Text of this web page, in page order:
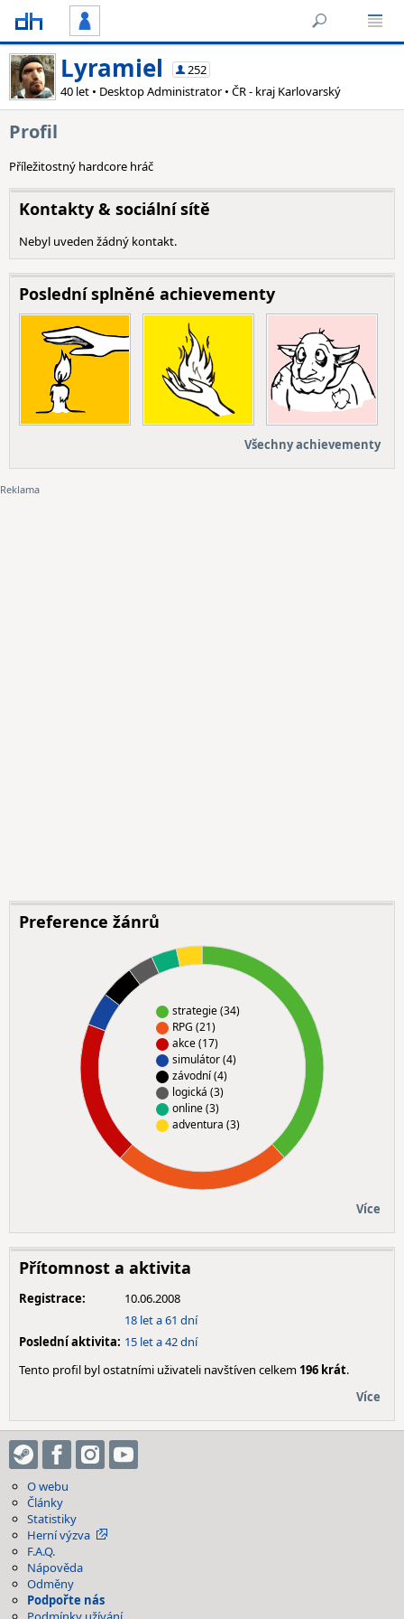
Lyramiel
252
40 let • Desktop Administrator • ČR - kraj Karlovarský
Profil
Příležitostný hardcore hráč
Kontakty & sociální sítě
Nebyl uveden žádný kontakt.
Poslední splněné achievementy
Všechny achievementy
Preference žánrů
strategie (34)
RPG (21)
akce (17)
simulátor (4)
závodní (4)
logická (3)
online (3)
adventura (3)
Více
Přítomnost a aktivita
Registrace:
10.06.2008
18 let a 61 dní
Poslední aktivita: 15 let a 42 dní
Tento profil byl ostatními uživateli navštíven celkem 196 krát.
Více
O webu
Články
Statistiky
Herní výzva
F.A.Q.
Nápověda
Odměny
Podpořte nás